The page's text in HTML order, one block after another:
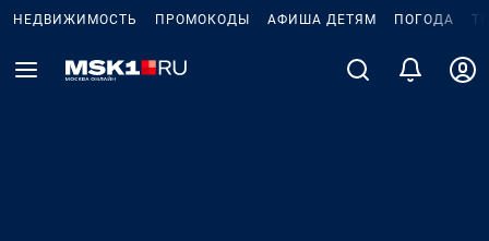
НЕДВИЖИМОСТЬ ПРОМОКОДЫ АФИША ДЕТЯМ ПОГОДА